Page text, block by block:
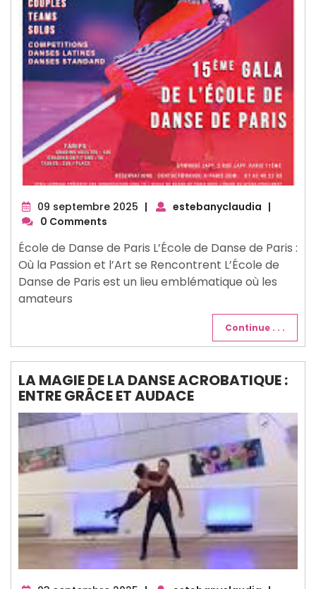
09 septembre 2025 09
| estebanyclaudia |
0 Comments
École de Danse de Paris L’École de Danse de Paris :
Où la Passion et l’Art se Rencontrent L’École de
Danse de Paris est un lieu emblématique où les
amateurs
Continue . . .
LA MAGIE DE LA DANSE ACROBATIQUE :
ENTRE GRÂCE ET AUDACE